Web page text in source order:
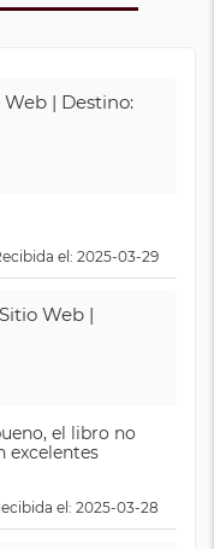
Web | Destino:
el: 2025-03-29
Web |
el libro no
excelentes
el: 2025-03-28